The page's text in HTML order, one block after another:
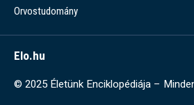
Orvostudomány
Elo.hu
© 2025 Életünk Enciklopédiája –